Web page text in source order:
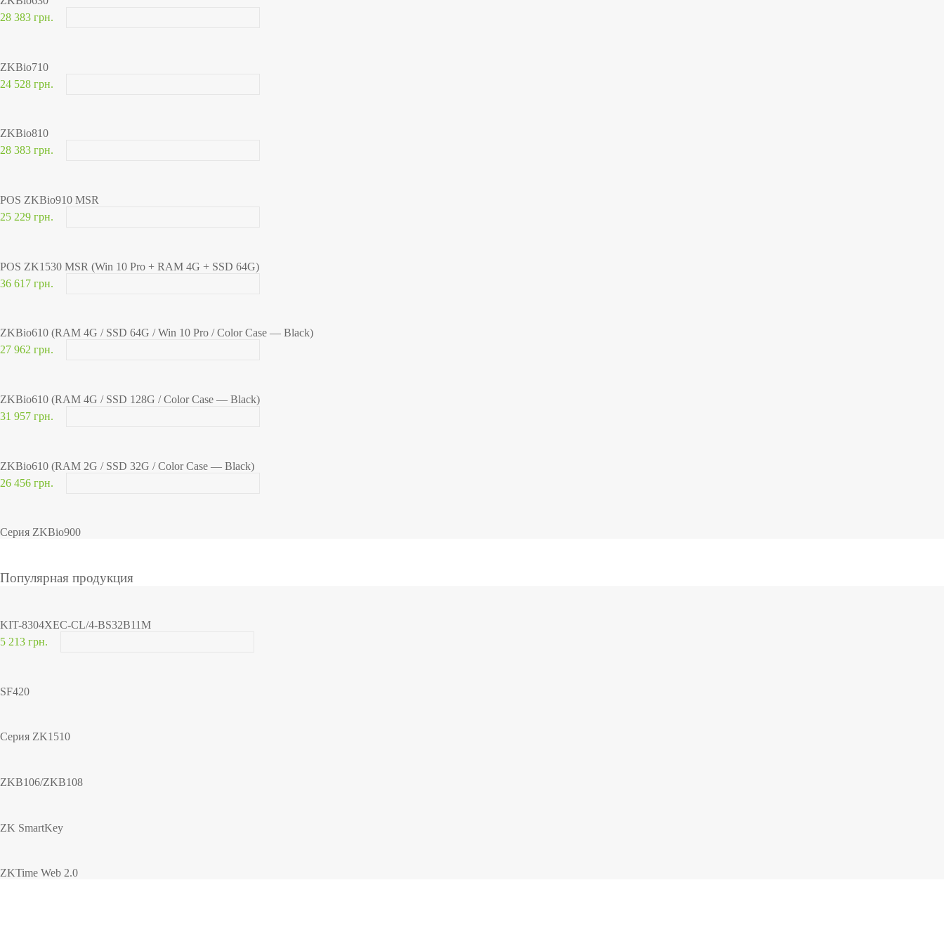
28 383 грн.
ZKBio710
24 528 грн.
ZKBio810
28 383 грн.
POS ZKBio910 MSR
25 229 грн.
POS ZK1530 MSR (Win 10 Pro + RAM 4G + SSD 64G)
36 617 грн.
ZKBio610 (RAM 4G / SSD 64G / Win 10 Pro / Color Case — Black)
27 962 грн.
ZKBio610 (RAM 4G / SSD 128G / Color Case — Black)
31 957 грн.
ZKBio610 (RAM 2G / SSD 32G / Color Case — Black)
26 456 грн.
Серия ZKBio900
Популярная продукция
KIT-8304XEC-CL/4-BS32B11M
5 213 грн.
SF420
Серия ZK1510
ZKB106/ZKB108
ZK SmartKey
ZKTime Web 2.0